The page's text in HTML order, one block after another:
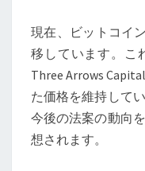
現在、ビットコイ
移しています。こ
Three Arrows
た価格を維持して
今後の法案の動向
想されます。